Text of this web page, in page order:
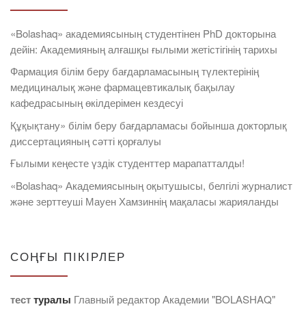
«Bolashaq» академиясының студентінен PhD докторына
дейін: Академияның алғашқы ғылыми жетістігінің тарихы
Фармация білім беру бағдарламасының түлектерінің
медициналық және фармацевтикалық бақылау
кафедрасының өкілдерімен кездесуі
Құқықтану» білім беру бағдарламасы бойынша докторлық
диссертацияның сәтті қорғалуы
Ғылыми кеңесте үздік студенттер марапатталды!
«Bolashaq» Академиясының оқытушысы, белгілі журналист
және зерттеуші Мауен Хамзиннің мақаласы жарияланды
СОҢҒЫ ПІКІРЛЕР
тесттуралы Главный редактор Академии "BOLASHAQ"